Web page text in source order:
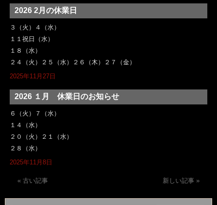
2026 2月の休業日
３（火）４（水）
１１祝日（水）
１８（水）
２４（火）２５（水）２６（木）２７（金）
2025年11月27日
2026 １月 休業日のお知らせ
６（火）７（水）
１４（水）
２０（火）２１（水）
２８（水）
2025年11月8日
« 古い記事 新しい記事 »